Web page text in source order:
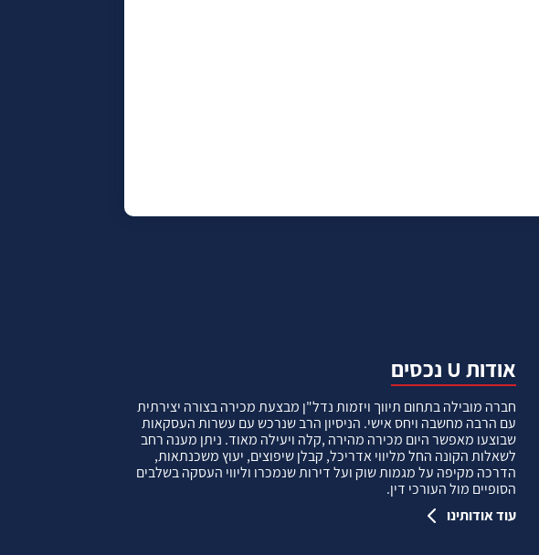
אודות U נכסים
חברה מובילה בתחום תיווך ויזמות נדל"ן מבצעת מכירה בצורה יצירתית
עם הרבה מחשבה ויחס אישי. הניסיון הרב שנרכש עם עשרות העסקאות
שבוצעו מאפשר היום מכירה מהירה ,קלה ויעילה מאוד. ניתן מענה רחב
לשאלות הקונה החל מליווי אדריכל, קבלן שיפוצים, יעוץ משכנתאות,
הדרכה מקיפה על מגמות שוק ועל דירות שנמכרו וליווי העסקה בשלבים
הסופיים מול העורכי דין.
עוד אודותינו